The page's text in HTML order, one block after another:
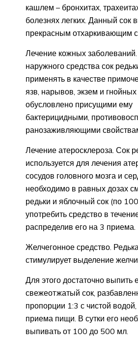
кашлем – бронхитах,
болезнях легких. Данный сок
прекрасным отхаркивающим
Лечение кожных
наружного средства сок
применять в качестве
язв, нарывов, экзем и
обусловлено присущими ему
бактерицидными,
ранозаживляющими
Лечение атеросклероза. Сок
используется для лечения
сосудов головного мозга и
необходимо в равных дозах
редьки и яблочный сок (по
употребить средство в
распределив его на 3 приема.
Желчегонное средство.
стимулирует выделение желчи.
Для этого достаточно выпить
свежеотжатый сок,
пропорции 1:3 с чистой
приема пищи. В сутки его
выпивать от 100 до 500 мл.